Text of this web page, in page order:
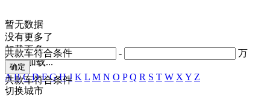
- 万
共款车符合条件
共款车符合条件
暂无数据
没有更多了
加载更多
正在加载...
A B C D F G H J K L M N O P Q R S T W X Y Z
切换城市